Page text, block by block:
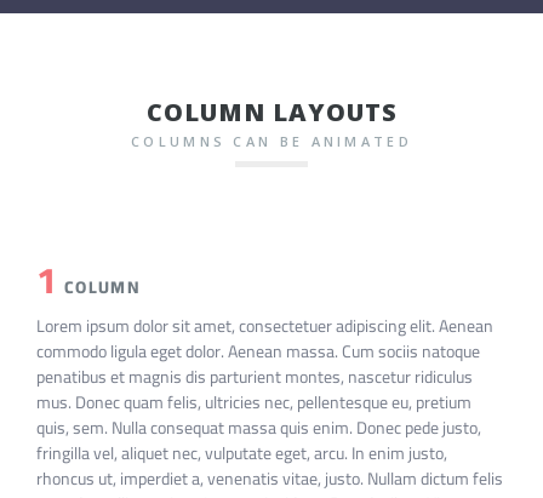
COLUMN LAYOUTS
COLUMNS CAN BE ANIMATED
1 COLUMN
Lorem ipsum dolor sit amet, consectetuer adipiscing elit. Aenean
commodo ligula eget dolor. Aenean massa. Cum sociis natoque
penatibus et magnis dis parturient montes, nascetur ridiculus
mus. Donec quam felis, ultricies nec, pellentesque eu, pretium
quis, sem. Nulla consequat massa quis enim. Donec pede justo,
fringilla vel, aliquet nec, vulputate eget, arcu. In enim justo,
rhoncus ut, imperdiet a, venenatis vitae, justo. Nullam dictum felis